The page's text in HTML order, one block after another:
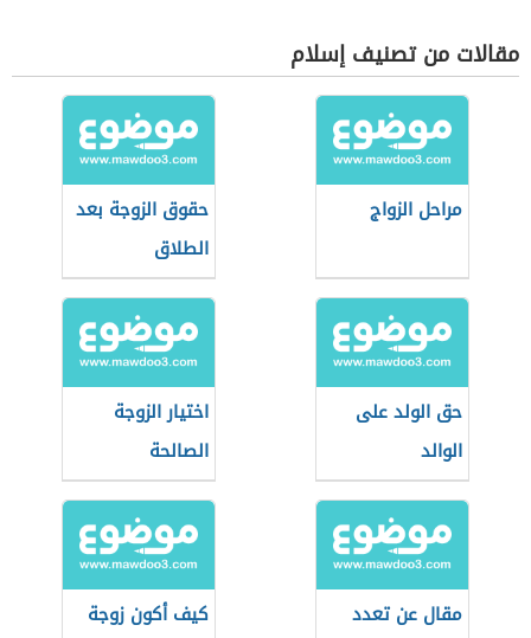
مقالات من تصنيف إسلام
مراحل الزواج
حقوق الزوجة بعد
الطلاق
حق الولد على
الوالد
اختيار الزوجة
الصالحة
مقال عن تعدد
كيف أكون زوجة